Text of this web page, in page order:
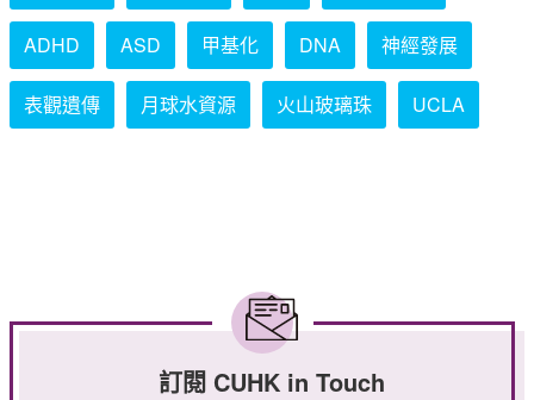
ADHD ASD 甲基化 DNA 神經發展
表觀遺傳 月球水資源 火山玻璃珠 UCLA
訂閱 CUHK in Touch